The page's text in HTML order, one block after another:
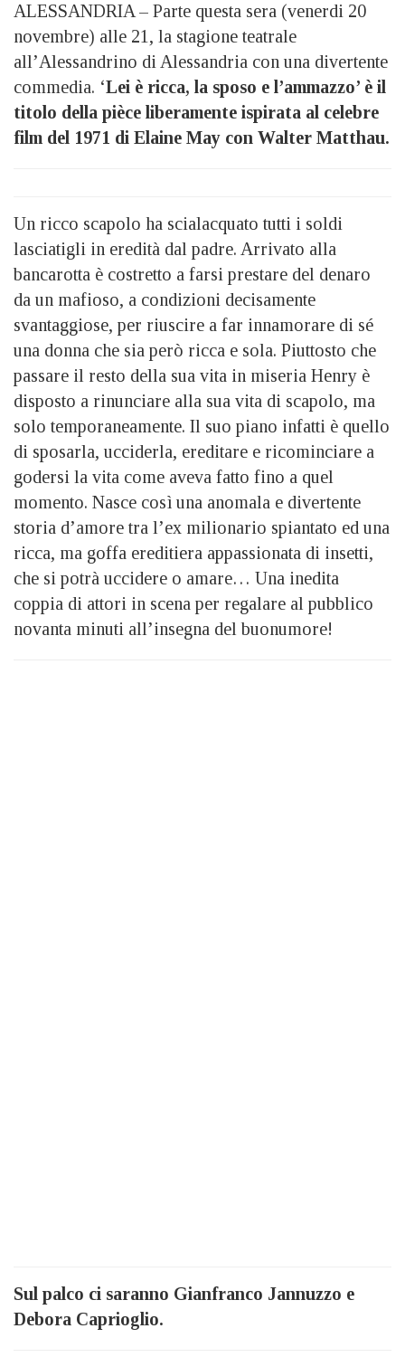
ALESSANDRIA – Parte questa sera (venerdi 20
novembre) alle 21, la stagione teatrale
all’Alessandrino di Alessandria con una divertente
commedia. ‘Lei è ricca, la sposo e l’ammazzo’ è il
titolo della pièce liberamente ispirata al celebre
film del 1971 di Elaine May con Walter Matthau.
Un ricco scapolo ha scialacquato tutti i soldi
lasciatigli in eredità dal padre. Arrivato alla
bancarotta è costretto a farsi prestare del denaro
da un mafioso, a condizioni decisamente
svantaggiose, per riuscire a far innamorare di sé
una donna che sia però ricca e sola. Piuttosto che
passare il resto della sua vita in miseria Henry è
disposto a rinunciare alla sua vita di scapolo, ma
solo temporaneamente. Il suo piano infatti è quello
di sposarla, ucciderla, ereditare e ricominciare a
godersi la vita come aveva fatto fino a quel
momento. Nasce così una anomala e divertente
storia d’amore tra l’ex milionario spiantato ed una
ricca, ma goffa ereditiera appassionata di insetti,
che si potrà uccidere o amare… Una inedita
coppia di attori in scena per regalare al pubblico
novanta minuti all’insegna del buonumore!
Sul palco ci saranno Gianfranco Jannuzzo e
Debora Caprioglio.